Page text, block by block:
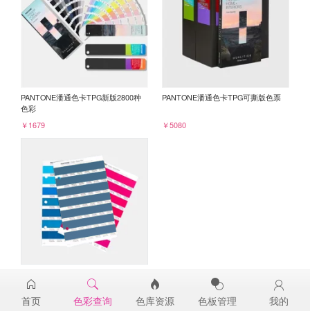
PANTONE潘通色卡TPG新版2800种
色彩
￥1679
PANTONE潘通色卡TPG可撕版色票
￥5080
19-4127TPG
￥98
首页 色彩查询 色库资源 色板管理 我的